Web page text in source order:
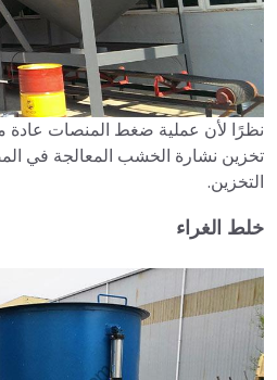
نظرًا لأن عملية ضغط المنصات عادة
تخزين نشارة الخشب المعالجة في
التخزين.
خلط الغراء